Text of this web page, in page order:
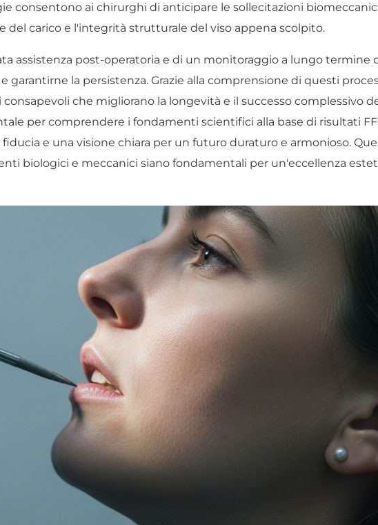
consentono ai chirurghi di anticipare le sollecitazioni
carico e l'integrità strutturale del viso appena scolpito.
assistenza post-operatoria e di un monitoraggio a lungo termine
la persistenza. Grazie alla comprensione di questi
che migliorano la longevità e il successo complessivo
per comprendere i fondamenti scientifici alla base di risultati
e una visione chiara per un futuro duraturo e armonioso.
biologici e meccanici siano fondamentali per un'eccellenza